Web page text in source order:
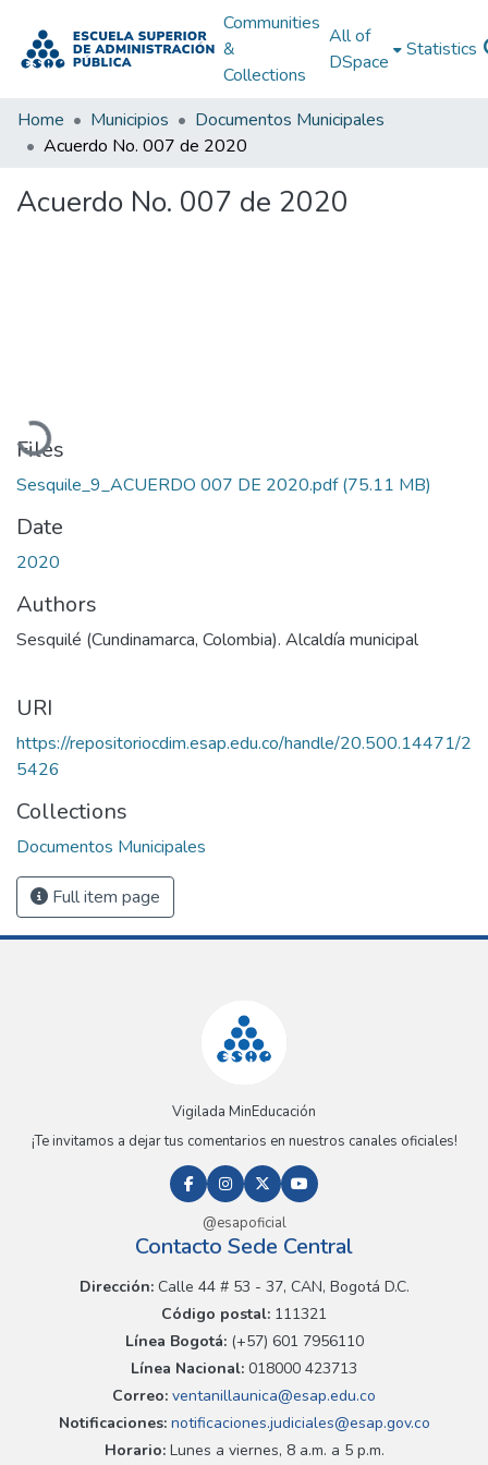
Communities
&
Collections
All of
DSpace
Statistics
Home Municipios
Documentos Municipales
Acuerdo No. 007 de 2020
Acuerdo No. 007 de 2020
Loading...
Files
Sesquile_9_ACUERDO 007 DE 2020.pdf(75.11 MB)
Date
2020
Authors
Sesquilé (Cundinamarca, Colombia). Alcaldía municipal
URI
https://repositoriocdim.esap.edu.co/handle/20.500.14471/2
5426
Collections
Documentos Municipales
Full item page
Vigilada MinEducación
¡Te invitamos a dejar tus comentarios en nuestros canales oficiales!
@esapoficial
Contacto Sede Central
Dirección:Calle 44 # 53 - 37, CAN, Bogotá D.C.
Código postal: 111321
Línea Bogotá:(+57) 601 7956110
Línea Nacional: 018000 423713
Correo: ventanillaunica@esap.edu.co
Notificaciones:notificaciones.judiciales@esap.gov.co
Horario:Lunes a viernes, 8 a.m. a 5 p.m.